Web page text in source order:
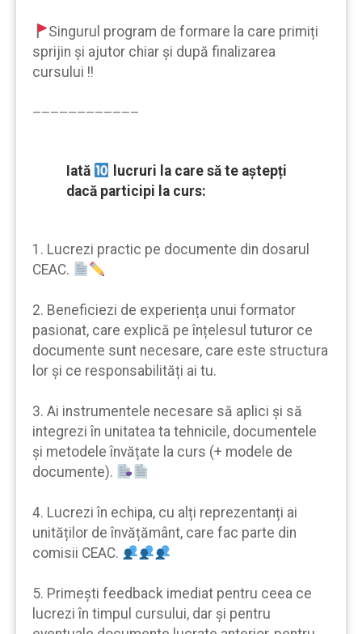
Singurul program de formare la care primiți
sprijin şi ajutor chiar şi după finalizarea
cursului !!
————————————
Iată
lucruri la care să te aştepți
dacă participi la curs:
1. Lucrezi practic pe documente din dosarul
CEAC.
2. Beneficiezi de experiența unui formator
pasionat, care explică pe înțelesul tuturor ce
documente sunt necesare, care este structura
lor şi ce responsabilități ai tu.
3. Ai instrumentele necesare să aplici şi să
integrezi în unitatea ta tehnicile, documentele
şi metodele învățate la curs (+ modele de
documente).
4. Lucrezi în echipa, cu alți reprezentanți ai
unităților de învățământ, care fac parte din
comisii CEAC.
5. Primeşti feedback imediat pentru ceea ce
lucrezi în timpul cursului, dar şi pentru